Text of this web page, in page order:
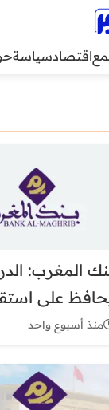
اقتصادسياسة
المغرب:
على
الدولار
منذ أسبوع واحد